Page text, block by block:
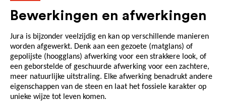
Bewerkingen en afwerkingen
Jura is bijzonder veelzijdig en kan op verschillende manieren
worden afgewerkt. Denk aan een gezoete (matglans) of
gepolijste (hoogglans) afwerking voor een strakkere look, of
een geborstelde of geschuurde afwerking voor een zachtere,
meer natuurlijke uitstraling. Elke afwerking benadrukt andere
eigenschappen van de steen en laat het fossiele karakter op
unieke wijze tot leven komen.